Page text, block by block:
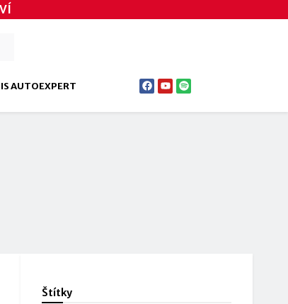
AUTOEXPERT
Štítky